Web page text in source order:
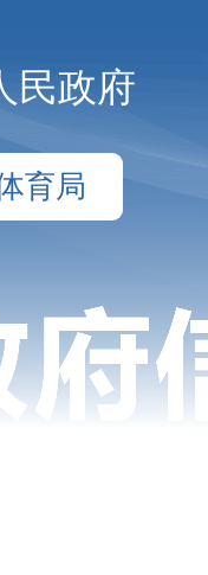
民政府
育局